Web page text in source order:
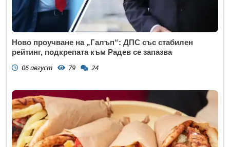
Ново проучване на „Галъп“: ДПС със стабилен
рейтинг, подкрепата към Радев се запазва
06 август 79 24